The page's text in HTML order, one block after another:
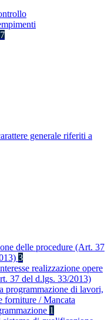
generale riferiti a
delle procedure (Art. 37
3
realizzazione opere
37 del d.lgs. 33/2013)
programmazione di lavori,
forniture / Mancata
1